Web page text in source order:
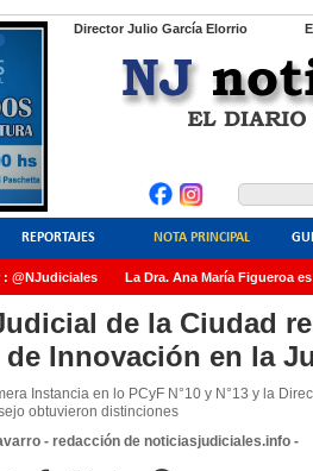
Director Julio García Elorrio
REPORTAJES NOTA PRINCIPAL
La Dra. Ana María Figueroa es
de la Ciudad
Innovación en la
Instancia en lo PCyF N°10 y N°13 y la
obtuvieron distinciones
- redacción de noticiasjudiciales.info -